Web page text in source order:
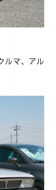
ルマ、アル